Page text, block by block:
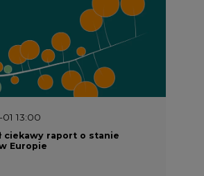
13:00
ciekawy raport o stanie
Europie